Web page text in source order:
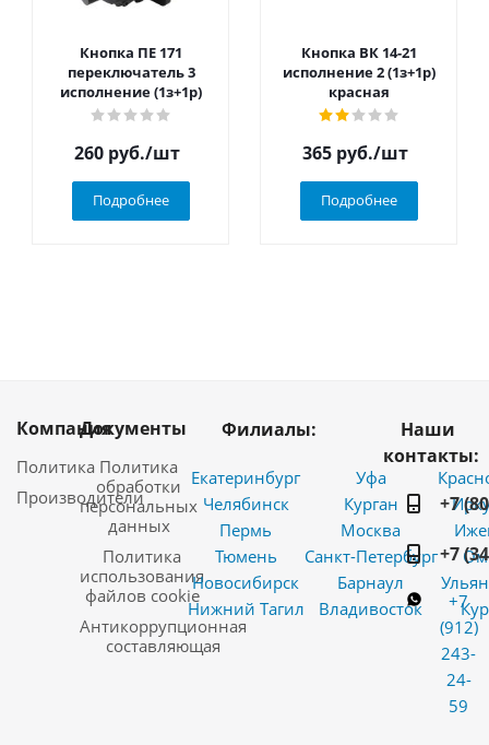
Кнопка ПЕ 171
переключатель 3
исполнение (1з+1р)
260 руб./шт
Подробнее
Кнопка ВК 14-21
исполнение 2 (1з+1р)
красная
365 руб./шт
Подробнее
Компания
Политика
Производители
Документы
Политика
обработки
персональных
данных
Политика
использования
файлов cookie
Антикоррупционная
составляющая
Филиалы:
Екатеринбург
Челябинск
Пермь
Тюмень
Новосибирск
Нижний Тагил
Уфа
Курган
Москва
Санкт-Петербург
Барнаул
Владивосток
Наши
контакты:
+7
+7
+7
(912)
243-
24-
59